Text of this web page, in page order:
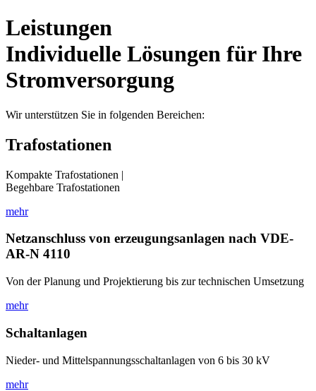
Leistungen
Individuelle Lösungen für Ihre
Stromversorgung
Wir unterstützen Sie in folgenden Bereichen:
Trafostationen
Kompakte Trafostationen |
Begehbare Trafostationen
mehr
Netzanschluss von erzeugungsanlagen nach VDE-
AR-N 4110
Von der Planung und Projektierung bis zur technischen Umsetzung
mehr
Schaltanlagen
Nieder- und Mittelspannungsschaltanlagen von 6 bis 30 kV
mehr